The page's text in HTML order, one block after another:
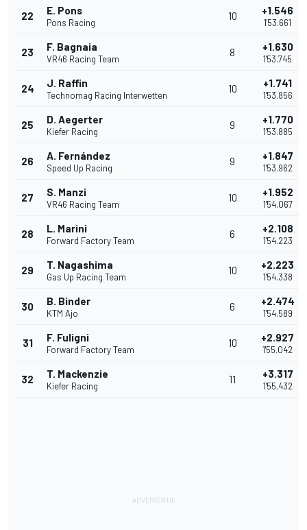
22 E. Pons
Pons Racing
10 +1.546
1'53.661
23 F. Bagnaia
VR46 Racing Team
8 +1.630
1'53.745
24 J. Raffin
Technomag Racing Interwetten
10 +1.741
1'53.856
25 D. Aegerter
Kiefer Racing
9 +1.770
1'53.885
26 A. Fernández
Speed Up Racing
9 +1.847
1'53.962
27 S. Manzi
VR46 Racing Team
10 +1.952
1'54.067
28 L. Marini
Forward Factory Team
6 +2.108
1'54.223
29 T. Nagashima
Gas Up Racing Team
10 +2.223
1'54.338
30 B. Binder
KTM Ajo
6 +2.474
1'54.589
31 F. Fuligni
Forward Factory Team
10 +2.927
1'55.042
32 T. Mackenzie
Kiefer Racing
11 +3.317
1'55.432